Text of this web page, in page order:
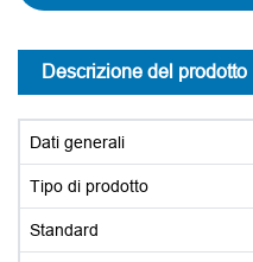
Descrizione del prodotto
Dati generali
Tipo di prodotto
Standard